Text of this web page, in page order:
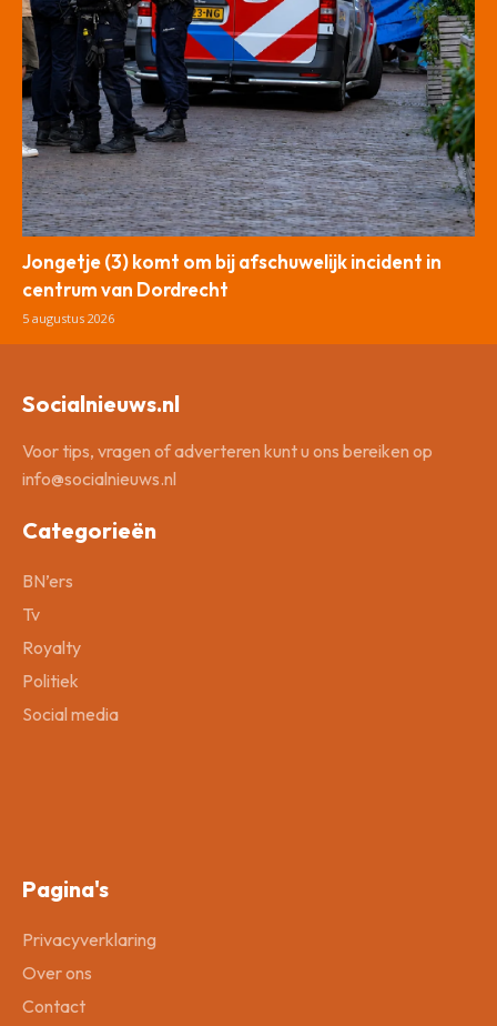
Jongetje (3) komt om bij afschuwelijk incident in
centrum van Dordrecht
5 augustus 2026
Socialnieuws.nl
Voor tips, vragen of adverteren kunt u ons bereiken op
info@socialnieuws.nl
Categorieën
BN’ers
Tv
Royalty
Politiek
Social media
Pagina's
Privacyverklaring
Over ons
Contact